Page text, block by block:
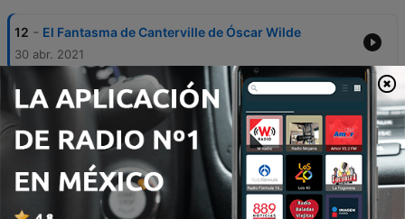
12 - El Fantasma de Canterville de Óscar Wilde
30 abr. 2021
11 - El Grufaló
06 abr. 2021
10 - Murmullos bajo mi cama.
29 mar. 2021
Cómo Reconocer a un Monstruo